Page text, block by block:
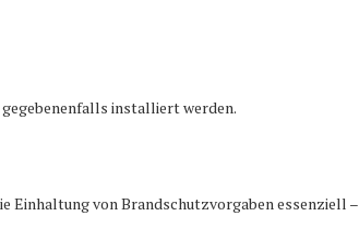
installiert werden.
Einhaltung von Brandschutzvorgaben essenziell –